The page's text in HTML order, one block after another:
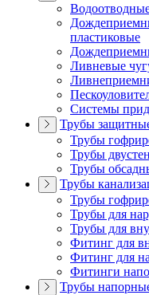
пластиковые
Ливневые
Системы
Трубы
Трубы
Трубы
Трубы
Трубы
Трубы
Трубы для
Трубы для
Фитинг для
Фитинг для
Фитинги
Трубы